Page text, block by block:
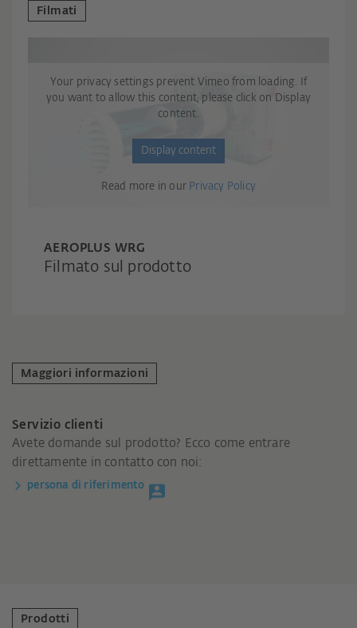
Filmati
Your privacy settings prevent Vimeo from loading. If
you want to allow this content, please click on Display
content.
Display content
Read more in our Privacy Policy
AEROPLUS WRG
Filmato sul prodotto
Maggiori informazioni
Servizio clienti
Avete domande sul prodotto? Ecco come entrare
direttamente in contatto con noi:
persona di riferimento
Prodotti